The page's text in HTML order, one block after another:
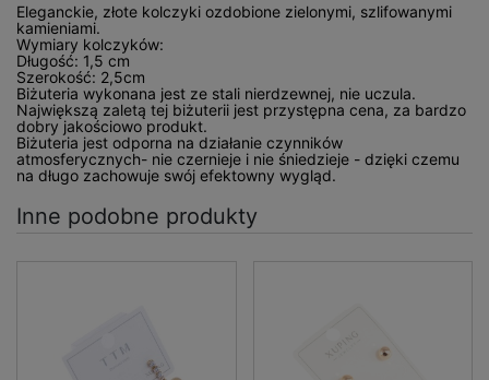
Eleganckie, złote kolczyki ozdobione zielonymi, szlifowanymi
kamieniami.
Wymiary kolczyków:
Długość: 1,5 cm
Szerokość: 2,5cm
Biżuteria wykonana jest ze stali nierdzewnej, nie uczula.
Największą zaletą tej biżuterii jest przystępna cena, za bardzo
dobry jakościowo produkt.
Biżuteria jest odporna na działanie czynników
atmosferycznych- nie czernieje i nie śniedzieje - dzięki czemu
na długo zachowuje swój efektowny wygląd.
Inne podobne produkty